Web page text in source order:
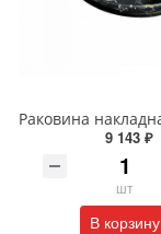
9 143 ₽
шт
В корзину